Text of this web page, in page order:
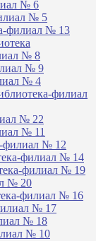
№ 6
№ 5
филиал № 13
№ 8
№ 9
№ 4
филиал
№ 22
№ 11
филиал № 12
филиал № 14
филиал № 19
№ 20
филиал № 16
№ 17
№ 18
№ 10